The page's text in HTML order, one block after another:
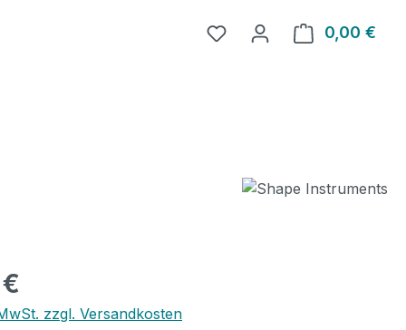
0,00 €
zzgl. Versandkosten